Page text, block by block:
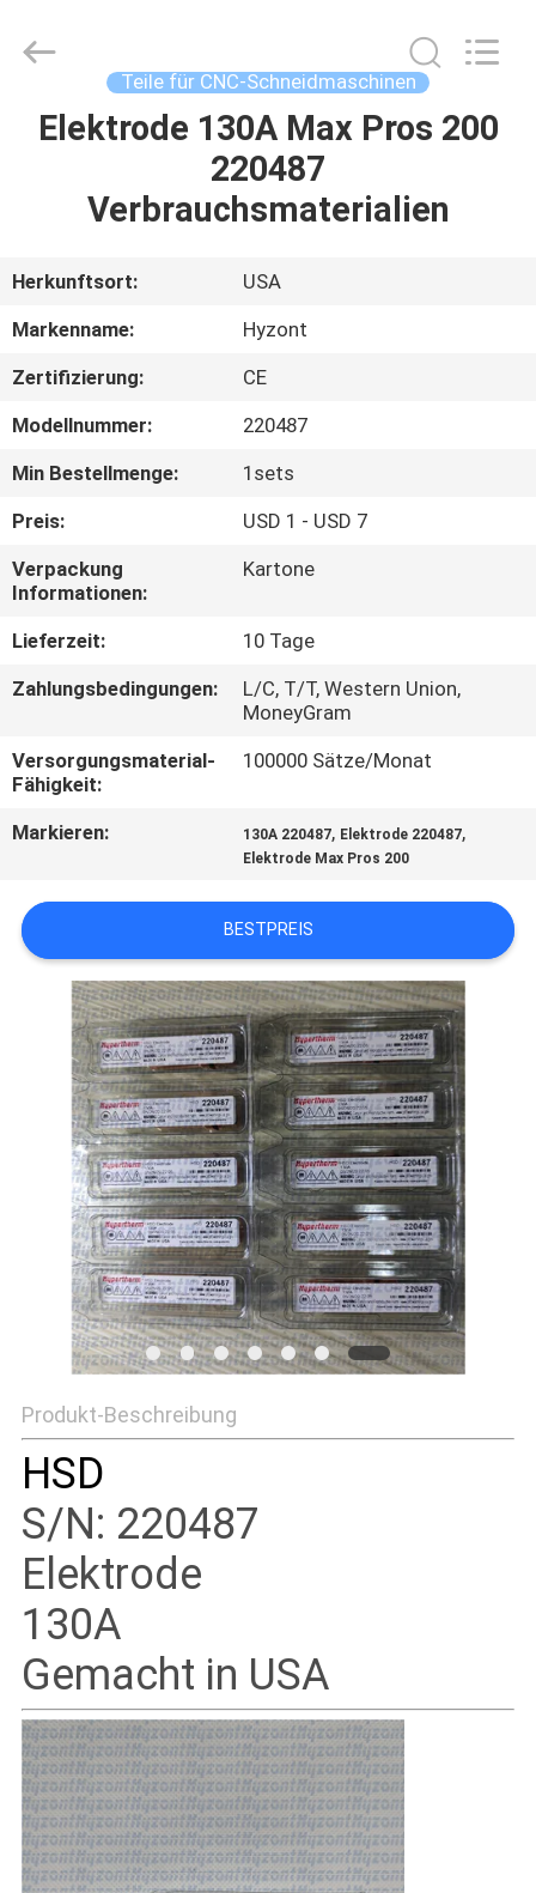
HAUS
PRODUKTE
VIDEOS
UNS
FABRIK-
AUSFLUG
QUALITÄTSKONTROLLE
SIE EIN
ZITAT
SITEMAP
DATENSCHUTZ-
BESTIMMUNGEN
Co.,Ltd..
Teile für CNC-Schneidmaschinen
Elektrode 130A Max Pros 200
220487
Verbrauchsmaterialien
Herkunftsort:
USA
Markenname:
Hyzont
Zertifizierung:
CE
Modellnummer:
220487
Min Bestellmenge:
1sets
Preis:
USD 1 - USD 7
Verpackung
Informationen:
Kartone
Lieferzeit:
10 Tage
Zahlungsbedingungen:
L/C, T/T, Western Union,
MoneyGram
Versorgungsmaterial-
Fähigkeit:
100000 Sätze/Monat
Markieren: 130A 220487, Elektrode 220487,
Elektrode Max Pros 200
BESTPREIS
Produkt-Beschreibung
HSD
S/N: 220487
Elektrode
130A
Gemacht in USA